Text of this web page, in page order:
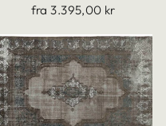
fra 3.395,00 kr